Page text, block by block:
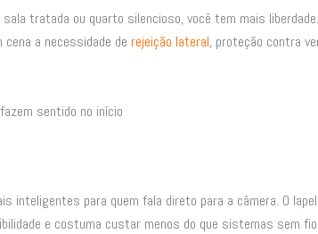
sala tratada ou quarto silencioso, você tem mais
a necessidade de rejeição lateral, proteção contra
sentido no início
inteligentes para quem fala direto para a câmera. O
e costuma custar menos do que sistemas sem